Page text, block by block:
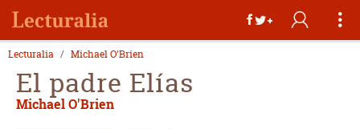
Lecturalia Michael O'Brien
El padre Elías
Michael O'Brien